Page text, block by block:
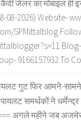
जेलर का मोबाइल ही
08-2026) Website-
SPMittalblog
9166157932 To
गुट फिर आमने-
समर्थकों ने
अगले महीने जब